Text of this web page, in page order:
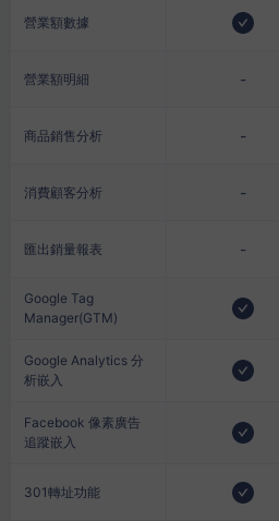
營業額數據
營業額明細 -
商品銷售分析 -
消費顧客分析 -
匯出銷量報表 -
Google Tag
Manager(GTM)
Google Analytics 分
析嵌入
Facebook 像素廣告
追蹤嵌入
301轉址功能